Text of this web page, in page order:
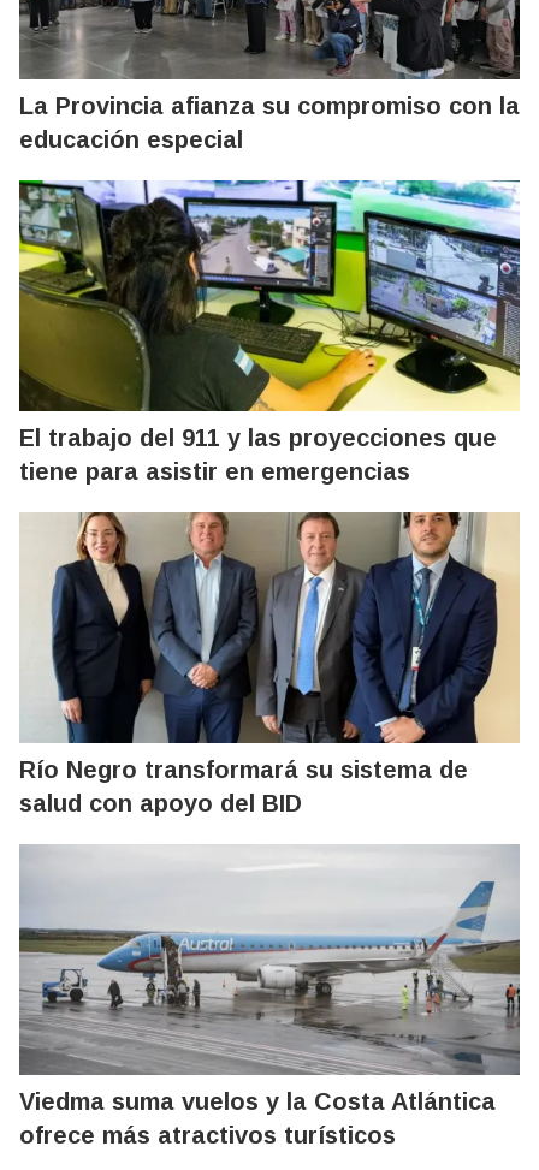
La Provincia afianza su compromiso con la
educación especial
El trabajo del 911 y las proyecciones que
tiene para asistir en emergencias
Río Negro transformará su sistema de
salud con apoyo del BID
Viedma suma vuelos y la Costa Atlántica
ofrece más atractivos turísticos